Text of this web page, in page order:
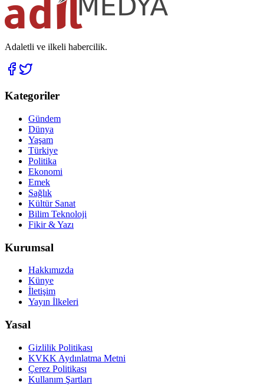
Adaletli ve ilkeli habercilik.
Kategoriler
Gündem
Dünya
Yaşam
Türkiye
Politika
Ekonomi
Emek
Sağlık
Kültür Sanat
Bilim Teknoloji
Fikir & Yazı
Kurumsal
Hakkımızda
Künye
İletişim
Yayın İlkeleri
Yasal
Gizlilik Politikası
KVKK Aydınlatma Metni
Çerez Politikası
Kullanım Şartları